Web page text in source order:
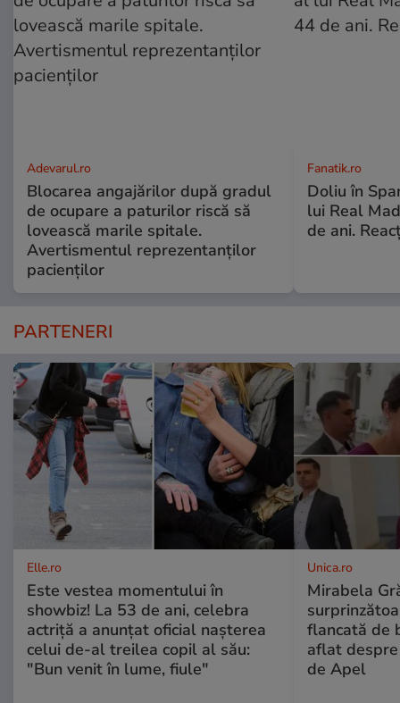
Adevarul.ro
Blocarea angajărilor după gradul
de ocupare a paturilor riscă să
lovească marile spitale.
Avertismentul reprezentanților
pacienților
Fanatik.ro
Doliu în
lui Real
de ani.
PARTENERI
Elle.ro
Este vestea momentului în
showbiz! La 53 de ani, celebra
actriță a anunțat oficial nașterea
celui de-al treilea copil al său:
"Bun venit în lume, fiule"
Unica.ro
Mirabela
flancată de
aflat
de Apel